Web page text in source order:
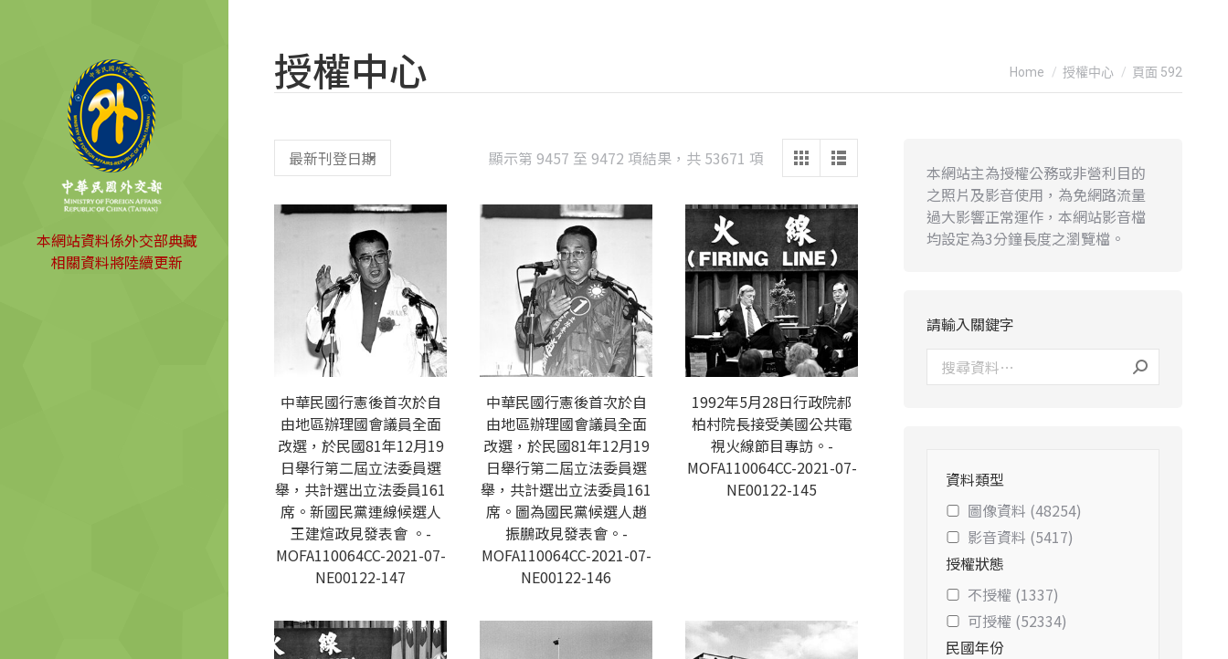
本網站資料係外交部典藏
相關資料將陸續更新
授權中心 You are here:
Home 授權中心 頁面 592
顯示第 9457 至 9472 項結果，共 53671 項 Sorted
latest
中華民國行憲後首次於自
由地區辦理國會議員全面
改選，於民國81年12月19
日舉行第二屆立法委員選
舉，共計選出立法委員161
席。新國民黨連線候選人
王建煊政見發表會 。-
MOFA110064CC-2021-07-
NE00122-147
中華民國行憲後首次於自
由地區辦理國會議員全面
改選，於民國81年12月19
日舉行第二屆立法委員選
舉，共計選出立法委員161
席。圖為國民黨候選人趙
振鵬政見發表會。-
MOFA110064CC-2021-07-
NE00122-146
1992年5月28日行政院郝
柏村院長接受美國公共電
視火線節目專訪。-
MOFA110064CC-2021-07-
NE00122-145
本網站主為授權公務或非營利目的
之照片及影音使用，為免網路流量
過大影響正常運作，本網站影音檔
均設定為3分鐘長度之瀏覽檔。
請輸入關鍵字
資料類型
圖像資料 (48254)
影音資料 (5417)
授權狀態
不授權 (1337)
可授權 (52334)
民國年份